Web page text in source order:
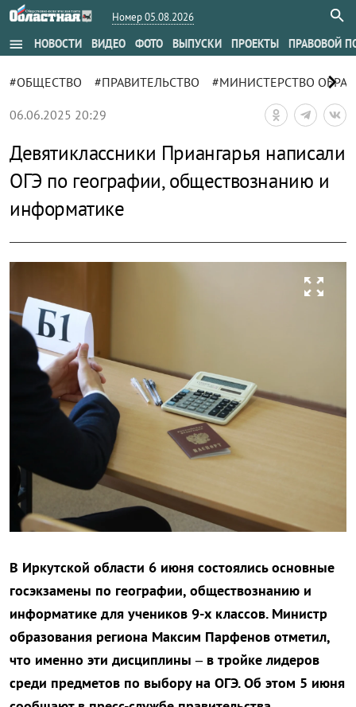
Номер 05.08.2026
menu НОВОСТИ ВИДЕО ФОТО ВЫПУСКИ ПРОЕКТЫ ПРАВОВОЙ
#ОБЩЕСТВО #ПРАВИТЕЛЬСТВО #МИНИСТЕРСТВО chevron_right
06.06.2025 20:29
Девятиклассники Приангарья написали
ОГЭ по географии, обществознанию и
информатике
zoom_out_map
В Иркутской области 6 июня состоялись основные
госэкзамены по географии, обществознанию и
информатике для учеников 9-х классов. Министр
образования региона Максим Парфенов отметил,
что именно эти дисциплины – в тройке лидеров
среди предметов по выбору на ОГЭ. Об этом 5 июня